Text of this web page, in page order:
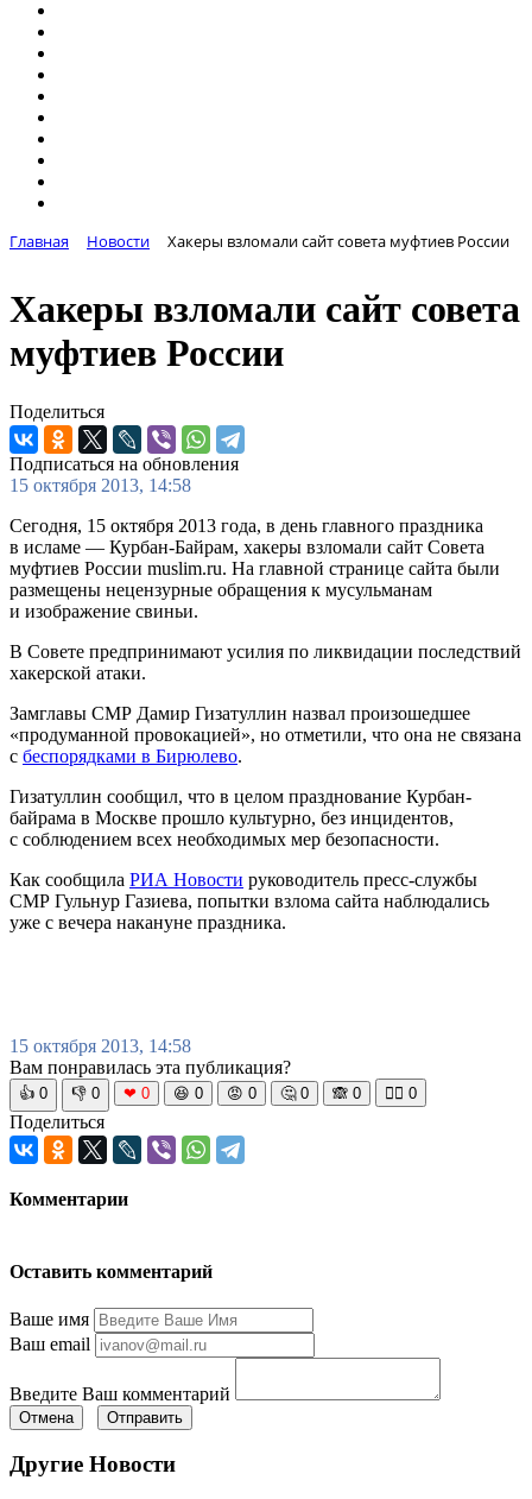
Главная Новости Хакеры взломали сайт совета муфтиев России
Хакеры взломали сайт совета
муфтиев России
Поделиться
Подписаться на обновления
15 октября 2013, 14:58
Сегодня, 15 октября 2013 года, в день главного праздника
в исламе — Курбан-Байрам, хакеры взломали сайт Совета
муфтиев России muslim.ru. На главной странице сайта были
размещены нецензурные обращения к мусульманам
и изображение свиньи.
В Совете предпринимают усилия по ликвидации последствий
хакерской атаки.
Замглавы СМР Дамир Гизатуллин назвал произошедшее
«продуманной провокацией», но отметили, что она не связана
с беспорядками в Бирюлево.
Гизатуллин сообщил, что в целом празднование Курбан-
байрама в Москве прошло культурно, без инцидентов,
с соблюдением всех необходимых мер безопасности.
Как сообщила РИА Новости руководитель пресс-службы
СМР Гульнур Газиева, попытки взлома сайта наблюдались
уже с вечера накануне праздника.
15 октября 2013, 14:58
Вам понравилась эта публикация?
👍 0 👎 0 ❤ 0 😆 0 😡 0 🤔 0 🙈 0 🧘‍♀️ 0
Поделиться
Комментарии
Оставить комментарий
Ваше имя
Ваш email
Введите Ваш комментарий
Отмена Отправить
Другие Новости